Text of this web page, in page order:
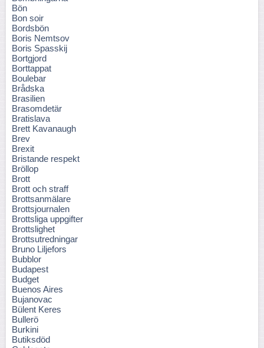
Bön
Bon soir
Bordsbön
Boris Nemtsov
Boris Spasskij
Bortgjord
Borttappat
Boulebar
Brådska
Brasilien
Brasomdetär
Bratislava
Brett Kavanaugh
Brev
Brexit
Bristande respekt
Bröllop
Brott
Brott och straff
Brottsanmälare
Brottsjournalen
Brottsliga uppgifter
Brottslighet
Brottsutredningar
Bruno Liljefors
Bubblor
Budapest
Budget
Buenos Aires
Bujanovac
Bülent Keres
Bullerö
Burkini
Butiksdöd